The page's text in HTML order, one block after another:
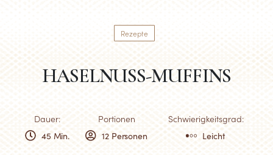
Rezepte
HASELNUSS-MUFFINS
Dauer: Portionen
Schwierigkeitsgrad:
45 Min.
12 Personen Leicht